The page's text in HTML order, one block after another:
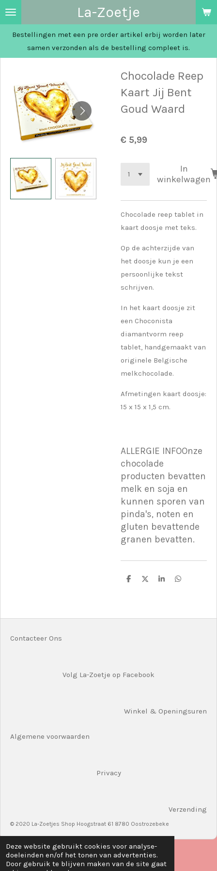
Deze website gebruikt cookies voor analyse-
doeleinden en/of het tonen van advertenties.
Door gebruik te blijven maken van de site gaat
Ga
direct
naar
La-Zoetje
Bestellingen met een pre order artikel erbij worden later
samen verzonden als de bestelling compleet is.
Chocolade Reep
Kaart Jij Bent
Goud Waard
€ 5,99
In
winkelwagen
Chocolade reep tablet in
kaart doosje met teks.
Op de achterzijde van
het doosje kun je een
persoonlijke tekst
schrijven.
In het kaart doosje zit
een Choconista
diamantvorm reep
tablet, handgemaakt van
originele Belgische
melkchocolade.
Afmetingen kaart doosje:
15 x 15 x 1,5 cm.
ALLERGIE INFOOnze
chocolade
producten bevatten
melk en soja en
kunnen sporen van
pinda's, noten en
gluten bevattende
granen bevatten.
D
D
S
D
Contacteer Ons
Volg La-Zoetje op Facebook
Winkel & Openingsuren
Algemene voorwaarden
Privacy
Verzending
© 2020 La-Zoetjes Shop Hoogstraat 61 8780 Oostrozebeke